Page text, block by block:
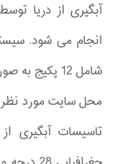
آبگیری از دریا
شامل 12 پکیج به صورت یکبار گذر درنظر گرفته شده است.
محل سایت مورد
تاسیسات آبگیری